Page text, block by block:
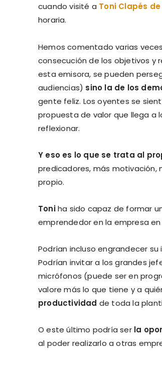
cuando visité a Toni Clapés de
horaria.
Hemos comentado varias
consecución de los objetivos y
esta emisora, se pueden
audiencias) sino la de los
gente feliz. Los oyentes se
propuesta de valor que llega a
reflexionar.
Y eso es lo que se trata al
predicadores, más motivación,
propio.
Toniha sido capaz de formar
emprendedor en la empresa
Podrían incluso engrandecer
Podrían invitar a los grandes
micrófonos (puede ser en
valore más lo que tiene y a
productividad de toda la
O este último podría ser la
al poder realizarlo a otras